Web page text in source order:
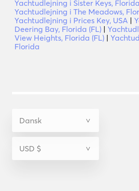
Yachtudlejning i Sister Keys,
Yachtudlejning i The Meadows,
Yachtudlejning i Prices Key, USA |
Deering Bay, Florida (FL) |
View Heights, Florida (FL) |
Florida